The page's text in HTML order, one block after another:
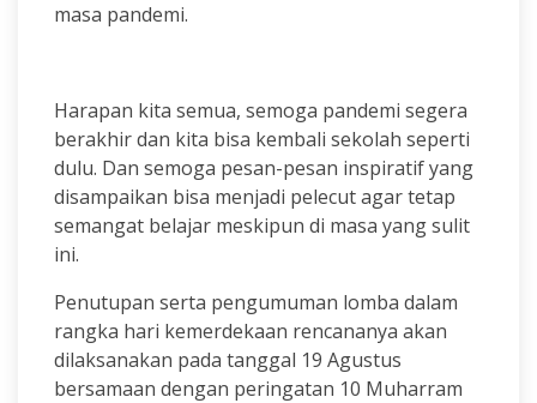
masa pandemi.
Harapan kita semua, semoga pandemi segera
berakhir dan kita bisa kembali sekolah seperti
dulu. Dan semoga pesan-pesan inspiratif yang
disampaikan bisa menjadi pelecut agar tetap
semangat belajar meskipun di masa yang sulit
ini.
Penutupan serta pengumuman lomba dalam
rangka hari kemerdekaan rencananya akan
dilaksanakan pada tanggal 19 Agustus
bersamaan dengan peringatan 10 Muharram